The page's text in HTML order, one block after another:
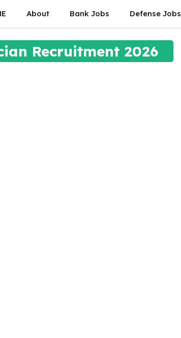
About Bank Jobs Defense Jobs
Recruitment 2026